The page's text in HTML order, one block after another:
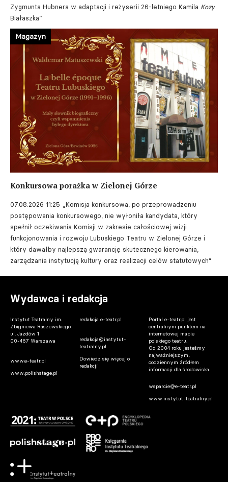
Zygmunta Hubnera w adaptacji i reżyserii 26-letniego Kamila Kozy
Białaszka”
Konkursowa porażka w Zielonej Górze
07.08.2026 11:25 „Komisja konkursowa, po przeprowadzeniu
postępowania konkursowego, nie wyłoniła kandydata, który
spełnił oczekiwania Komisji w zakresie całościowej wizji
funkcjonowania i rozwoju Lubuskiego Teatru w Zielonej Górze i
który dawałby najlepszą gwarancję skutecznego kierowania,
zarządzania instytucją kultury oraz realizacji celów statutowych”
Magazyn
Wydawca i redakcja
Instytut Teatralny im.
Zbigniewa Raszewskiego
ul. Jazdów 1
00-467 Warszawa
www.e-teatr.pl
www.polishstage.pl
redakcja e-teatr.pl
redakcja@instytut-
teatralny.pl
Dowiedz się więcej o
redakcji
Portal e-teatr.pl jest
centralnym punktem na
internetowej mapie
polskiego teatru.
Od 2004 roku jesteśmy
najważniejszym,
codziennym źródłem
informacji dla środowiska.
wsparcie@e-teatr.pl
www.instytut-teatralny.pl